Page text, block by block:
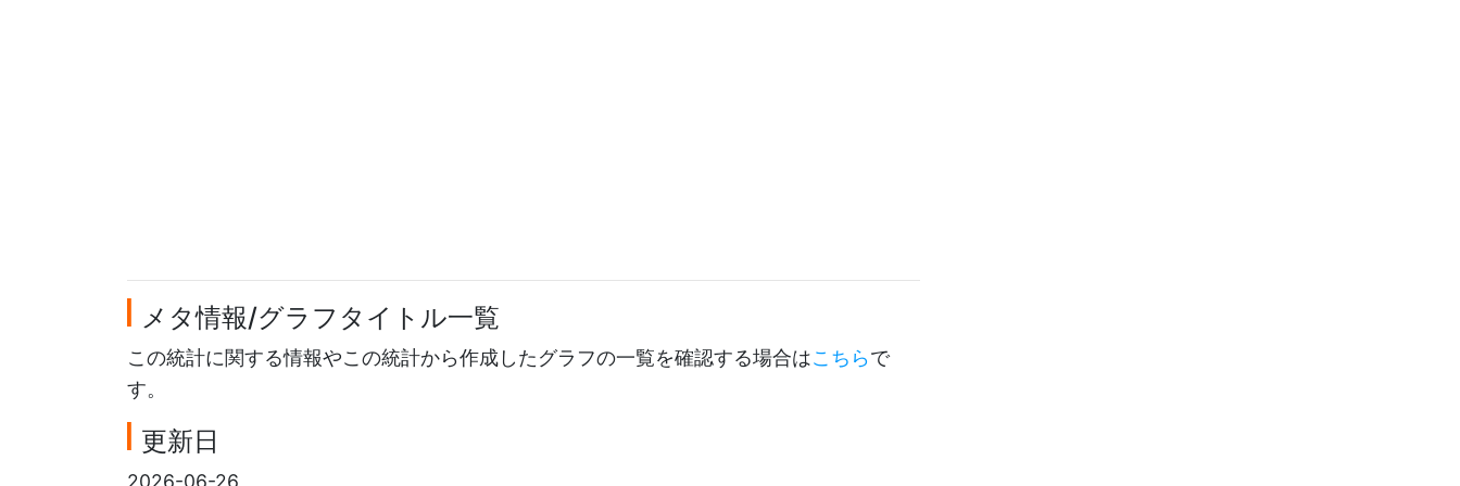
メタ情報/グラフタイトル一覧
この統計に関する情報やこの統計から作成したグラフの一覧を確認する場合はこちらで
す。
更新日